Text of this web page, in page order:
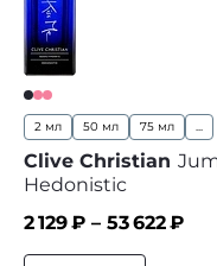
2 мл 50 мл 75 мл ...
Clive Christian
Hedonistic
2 129₽ – 53 622₽